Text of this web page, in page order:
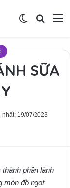
Tìm
Switch skin
SỮA
nhất: 19/07/2023
phần lành
món đồ ngọt